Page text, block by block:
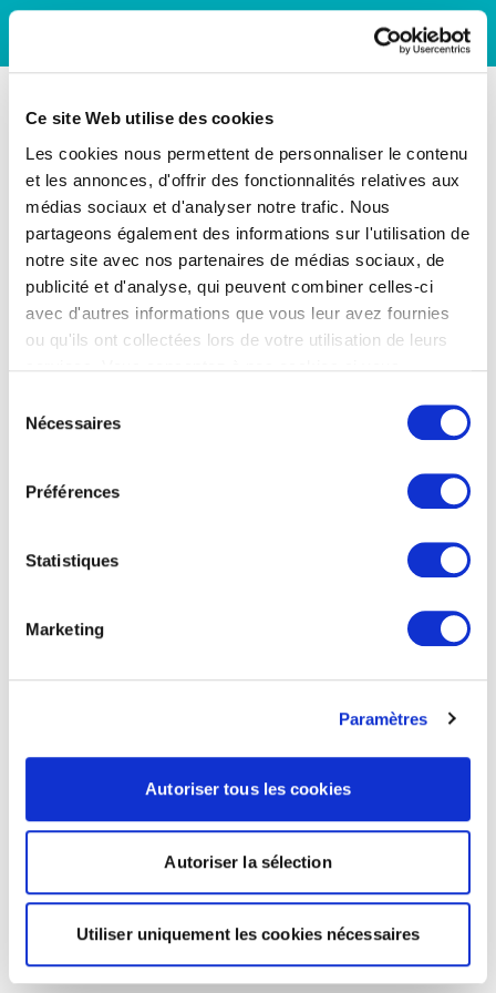
Ce site Web utilise des cookies
Les cookies nous permettent de personnaliser le contenu
et les annonces, d'offrir des fonctionnalités relatives aux
médias sociaux et d'analyser notre trafic. Nous
partageons également des informations sur l'utilisation de
notre site avec nos partenaires de médias sociaux, de
publicité et d'analyse, qui peuvent combiner celles-ci
avec d'autres informations que vous leur avez fournies
ou qu'ils ont collectées lors de votre utilisation de leurs
Nécessaires
Préférences
Statistiques
Marketing
Paramètres
Autoriser tous les cookies
Autoriser la sélection
Utiliser uniquement les cookies nécessaires